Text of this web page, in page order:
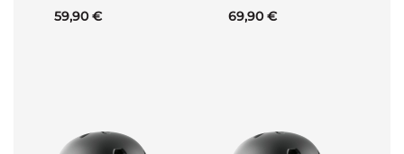
59,90 €
69,90 €